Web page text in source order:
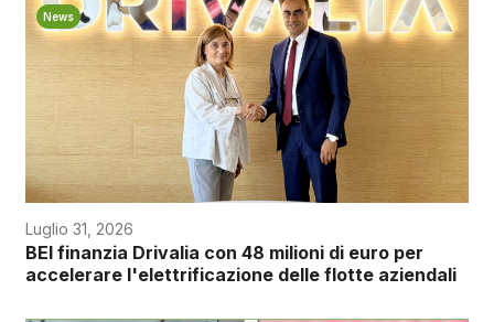
News
Luglio 31, 2026
BEI finanzia Drivalia con 48 milioni di euro per
accelerare l'elettrificazione delle flotte aziendali